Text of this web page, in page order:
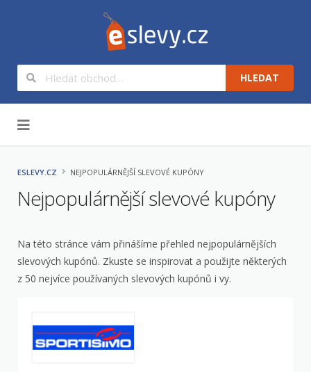
HLEDAT
ESLEVY.CZ NEJPOPULÁRNĚJŠÍ SLEVOVÉ KUPÓNY
Nejpopulárnější slevové kupóny
Na této stránce vám přinášíme přehled nejpopulárnějších
slevových kupónů. Zkuste se inspirovat a použijte některých
z 50 nejvíce používaných slevových kupónů i vy.